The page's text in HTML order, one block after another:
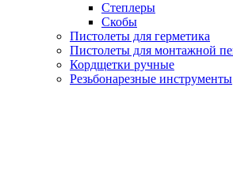
Степлеры
Скобы
Пистолеты для герметика
Пистолеты для монтажной
Кордщетки ручные
Резьбонарезные инструменты